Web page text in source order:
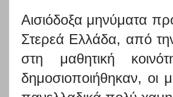
Αισιόδοξα μηνύματα
Στερεά Ελλάδα, από
στη μαθητική
δημοσιοποιήθηκαν, οι